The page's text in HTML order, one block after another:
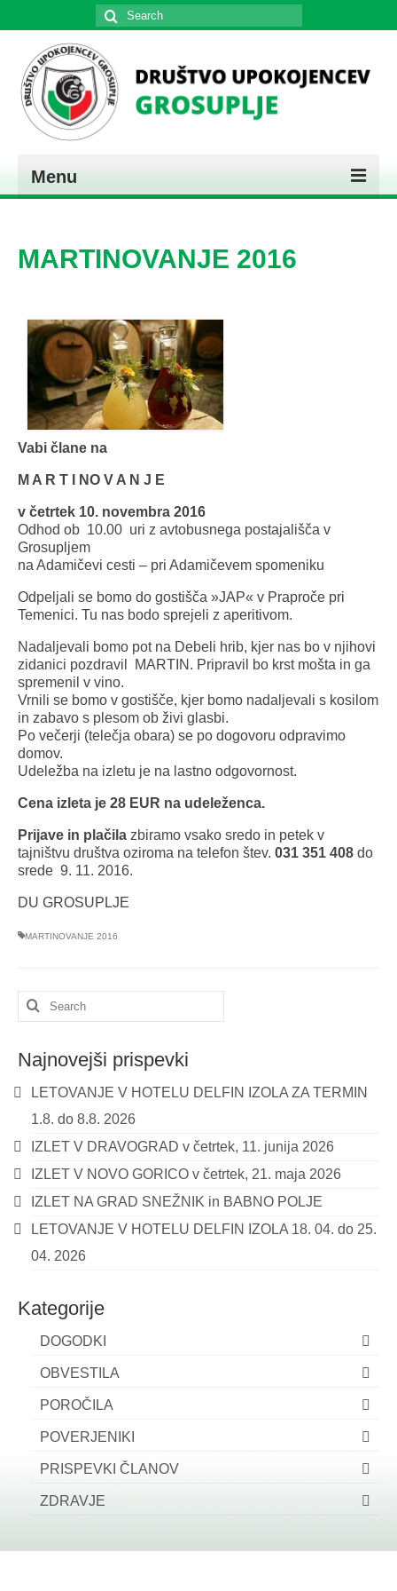
Search
for:
Menu
PREDSTAVITEV
MARTINOVANJE 2016
Vabi člane na
M A R T I NO V A N J E
v četrtek 10. novembra 2016
Odhod ob 10.00 uri z avtobusnega postajališča v
Grosupljem
na Adamičevi cesti – pri Adamičevem spomeniku
Odpeljali se bomo do gostišča »JAP« v Praproče pri
Temenici. Tu nas bodo sprejeli z aperitivom.
Nadaljevali bomo pot na Debeli hrib, kjer nas bo v njihovi
zidanici pozdravil MARTIN. Pripravil bo krst mošta in ga
spremenil v vino.
Vrnili se bomo v gostišče, kjer bomo nadaljevali s kosilom
in zabavo s plesom ob živi glasbi.
Po večerji (telečja obara) se po dogovoru odpravimo
domov.
Udeležba na izletu je na lastno odgovornost.
Cena izleta je 28 EUR na udeleženca.
Prijave in plačila zbiramo vsako sredo in petek v
tajništvu društva oziroma na telefon štev. 031 351 408 do
srede 9. 11. 2016.
DU GROSUPLJE
MARTINOVANJE 2016
Search
for:
Najnovejši prispevki
LETOVANJE V HOTELU DELFIN IZOLA ZA TERMIN
1.8. do 8.8. 2026
IZLET V DRAVOGRAD v četrtek, 11. junija 2026
IZLET V NOVO GORICO v četrtek, 21. maja 2026
IZLET NA GRAD SNEŽNIK in BABNO POLJE
LETOVANJE V HOTELU DELFIN IZOLA 18. 04. do 25.
04. 2026
Kategorije
DOGODKI
OBVESTILA
POROČILA
POVERJENIKI
PRISPEVKI ČLANOV
ZDRAVJE